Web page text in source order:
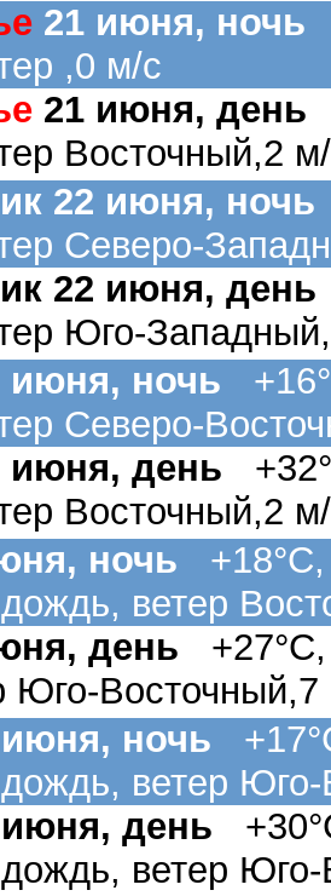
21 июня, ночь
,0 м/с
21 июня, день
Восточный,2
22 июня, ночь
Северо-
22 июня, день
Юго-
ночь
Северо-
день
Восточный,2
ночь
ветер
день
Юго-Восточный,7
июня, ночь
ветер
июня, день
ветер